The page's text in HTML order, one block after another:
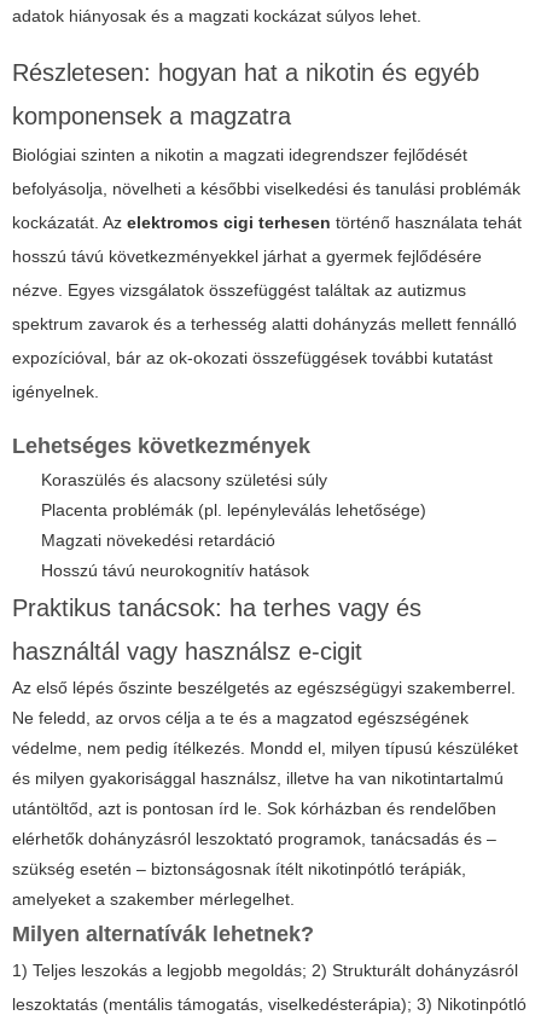
adatok hiányosak és a magzati kockázat súlyos lehet.
Részletesen: hogyan hat a nikotin és egyéb
komponensek a magzatra
Biológiai szinten a nikotin a magzati idegrendszer fejlődését
befolyásolja, növelheti a későbbi viselkedési és tanulási problémák
kockázatát. Az elektromos cigi terhesen történő használata tehát
hosszú távú következményekkel járhat a gyermek fejlődésére
nézve. Egyes vizsgálatok összefüggést találtak az autizmus
spektrum zavarok és a terhesség alatti dohányzás mellett fennálló
expozícióval, bár az ok-okozati összefüggések további kutatást
igényelnek.
Lehetséges következmények
Koraszülés és alacsony születési súly
Placenta problémák (pl. lepényleválás lehetősége)
Magzati növekedési retardáció
Hosszú távú neurokognitív hatások
Praktikus tanácsok: ha terhes vagy és
használtál vagy használsz e-cigit
Az első lépés őszinte beszélgetés az egészségügyi szakemberrel.
Ne feledd, az orvos célja a te és a magzatod egészségének
védelme, nem pedig ítélkezés. Mondd el, milyen típusú készüléket
és milyen gyakorisággal használsz, illetve ha van nikotintartalmú
utántöltőd, azt is pontosan írd le. Sok kórházban és rendelőben
elérhetők dohányzásról leszoktató programok, tanácsadás és –
szükség esetén – biztonságosnak ítélt nikotinpótló terápiák,
amelyeket a szakember mérlegelhet.
Milyen alternatívák lehetnek?
1) Teljes leszokás a legjobb megoldás; 2) Strukturált dohányzásról
leszoktatás (mentális támogatás, viselkedésterápia); 3) Nikotinpótló